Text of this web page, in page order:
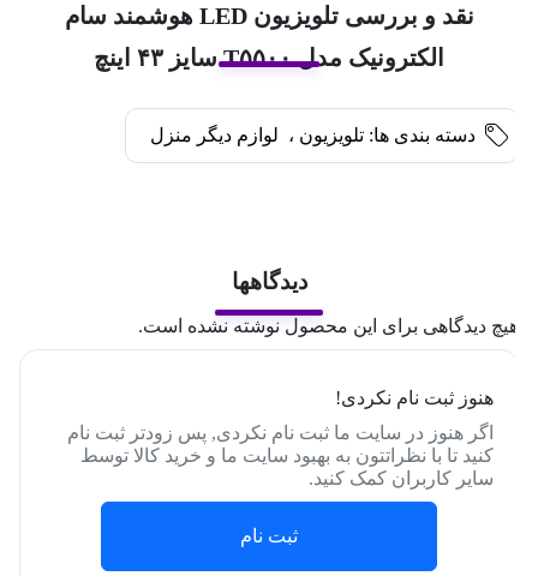
نقد و بررسی تلویزیون LED هوشمند سام
الکترونیک مدل T۵۵۰۰ سایز ۴۳ اینچ
دسته بندی ها: تلویزیون ، لوازم دیگر منزل
دیدگاهها
دیدگاهی برای این محصول نوشته نشده است.
هنوز ثبت نام نکردی!
اگر هنوز در سایت ما ثبت نام نکردی, پس زودتر ثبت نام
کنید تا با نظراتتون به بهبود سایت ما و خرید کالا توسط
سایر کاربران کمک کنید.
ثبت نام